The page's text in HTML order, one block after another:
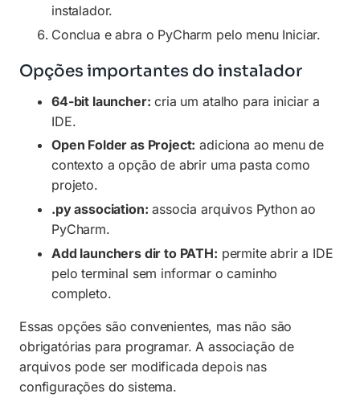
instalador.
Conclua e abra o PyCharm pelo menu Iniciar.
Opções importantes do instalador
64-bit launcher: cria um atalho para iniciar a
IDE.
Open Folder as Project: adiciona ao menu de
contexto a opção de abrir uma pasta como
projeto.
.py association: associa arquivos Python ao
PyCharm.
Add launchers dir to PATH: permite abrir a IDE
pelo terminal sem informar o caminho
completo.
Essas opções são convenientes, mas não são
obrigatórias para programar. A associação de
arquivos pode ser modificada depois nas
configurações do sistema.